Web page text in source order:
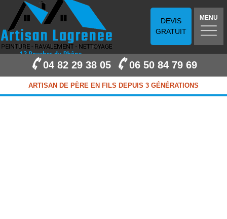
DEVIS
GRATUIT
MENU
04 82 29 38 05 06 50 84 79 69
ARTISAN DE PÈRE EN FILS DEPUIS 3 GÉNÉRATIONS